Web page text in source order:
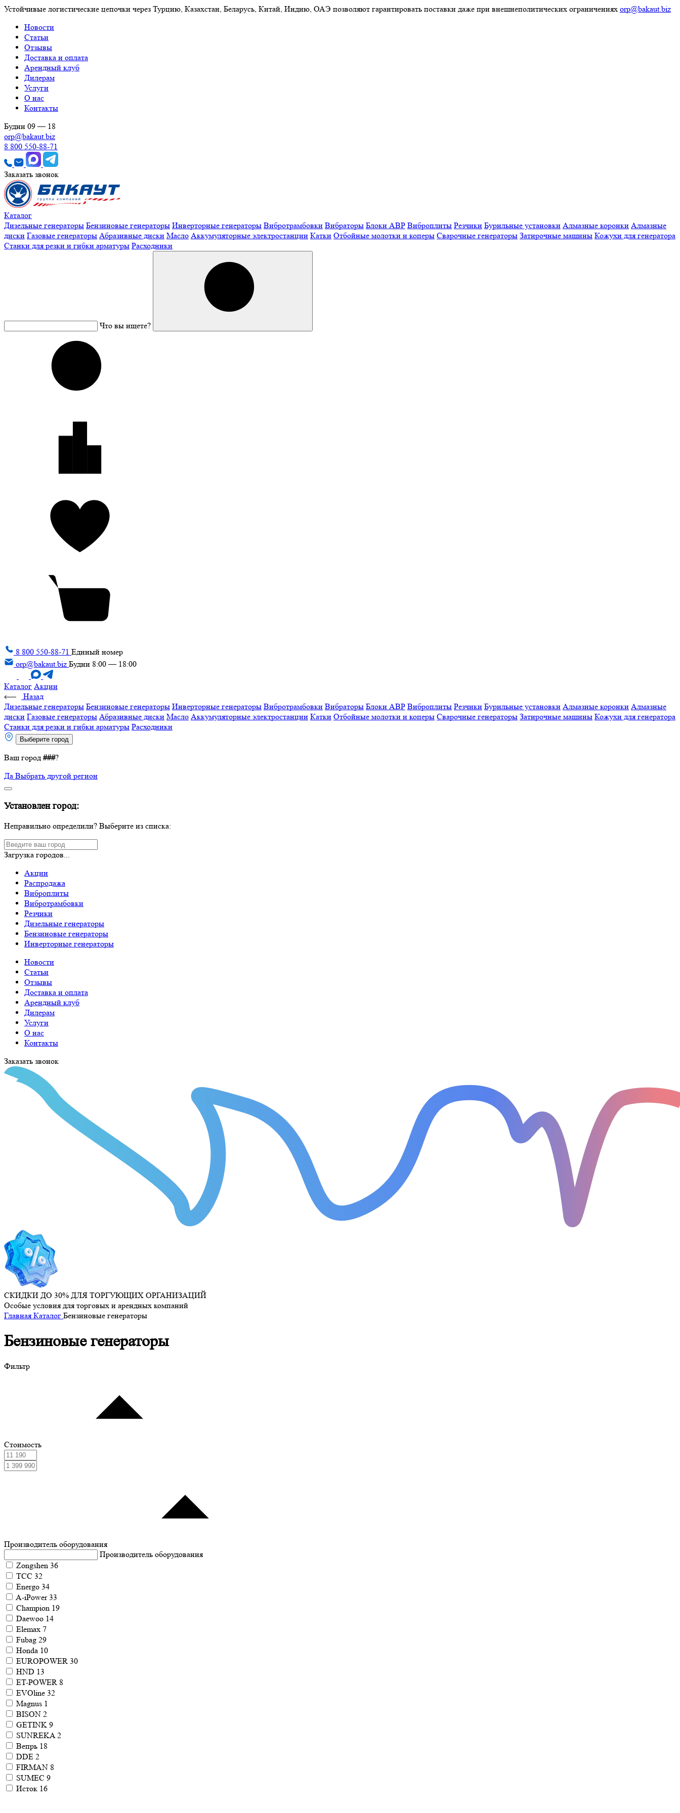
Устойчивые логистические цепочки через Турцию, Казахстан, Беларусь, Китай, Индию, ОАЭ позволяют гарантировать поставки даже при внешнеполитических ограничениях orp@bakaut.biz
Новости
Статьи
Отзывы
Доставка и оплата
Арендный клуб
Дилерам
Услуги
О нас
Контакты
Будни 09 — 18
orp@bakaut.biz
8 800 550-88-71
Заказать звонок
Каталог
Дизельные генераторы Бензиновые генераторы Инверторные генераторы Вибротрамбовки Вибраторы Блоки АВР Виброплиты Резчики Бурильные установки Алмазные коронки Алмазные
диски Газовые генераторы Абразивные диски Масло Аккумуляторные электростанции Катки Отбойные молотки и коперы Сварочные генераторы Затирочные машины Кожухи для генератора
Станки для резки и гибки арматуры Расходники
Что вы ищете?
8 800 550-88-71 Единый номер
orp@bakaut.biz Будни 8:00 — 18:00
Каталог Акции
Назад
Дизельные генераторы Бензиновые генераторы Инверторные генераторы Вибротрамбовки Вибраторы Блоки АВР Виброплиты Резчики Бурильные установки Алмазные коронки Алмазные
диски Газовые генераторы Абразивные диски Масло Аккумуляторные электростанции Катки Отбойные молотки и коперы Сварочные генераторы Затирочные машины Кожухи для генератора
Станки для резки и гибки арматуры Расходники
Выберите город
Ваш город ###?
Да Выбрать другой регион
Установлен город:
Неправильно определили? Выберите из списка:
Загрузка городов...
Акции
Распродажа
Виброплиты
Вибротрамбовки
Резчики
Дизельные генераторы
Бензиновые генераторы
Инверторные генераторы
Новости
Статьи
Отзывы
Доставка и оплата
Арендный клуб
Дилерам
Услуги
О нас
Контакты
Заказать звонок
СКИДКИ ДО 30% ДЛЯ ТОРГУЮЩИХ ОРГАНИЗАЦИЙ
Особые условия для торговых и арендных компаний
Главная Каталог Бензиновые генераторы
Бензиновые генераторы
Фильтр
Стоимость
Производитель оборудования
Производитель оборудования
Zongshen 36
ТСС 32
Energo 34
A-iPower33
Champion 19
Daewoo 14
Elemax 7
Fubag 29
Honda 10
EUROPOWER 30
HND 13
ET-POWER 8
EVOline 32
Magnus 1
BISON 2
GETINK 9
SUNREKA2
Вепрь 18
DDE 2
FIRMAN 8
SUMEC 9
Исток 16